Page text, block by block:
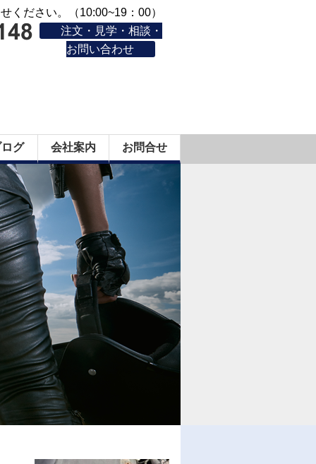
ください。（10:00~19：00）
注文・見学・相談・
お問い合わせ
グ 会社案内 お問合せ